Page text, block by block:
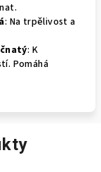
: Na trpělivost a
: K
Pomáhá